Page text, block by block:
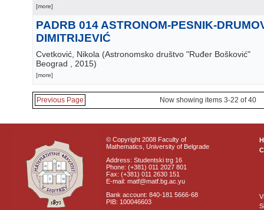
[more]
PADRB 014 ASTRONOM-PESNIK-
DIMITRIJEVIĆ
Cvetković, Nikola (Astronomsko društvo "Ruđer Bošković"
Beograd
, 2015)
[more]
Previous Page Now showing items 3-22 of 40
© Copyright 2008 Faculty of
Mathematics, University of Belgrade
Address: Studentski trg 16
Phone: (+381) 011 2027 801
Fax: (+381) 011 2630 151
E-mail: matf@matf.bg.ac.yu
Bank account: 840-181 5666-68
PIB: 100046603